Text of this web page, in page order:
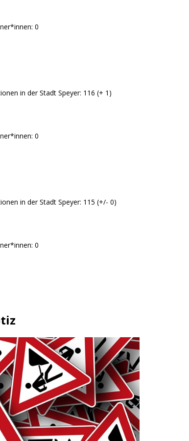
0
in der Stadt Speyer: 116 (+ 1)
0
in der Stadt Speyer: 115 (+/- 0)
0